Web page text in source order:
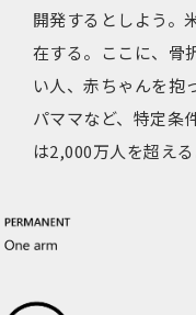
開発するとしよう。
在する。ここに、骨
い人、赤ちゃんを抱
パママなど、特定条
は2,000万人を超える